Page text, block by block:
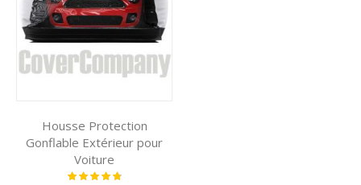
Housse Protection
Gonflable Extérieur pour
Voiture
Notation: